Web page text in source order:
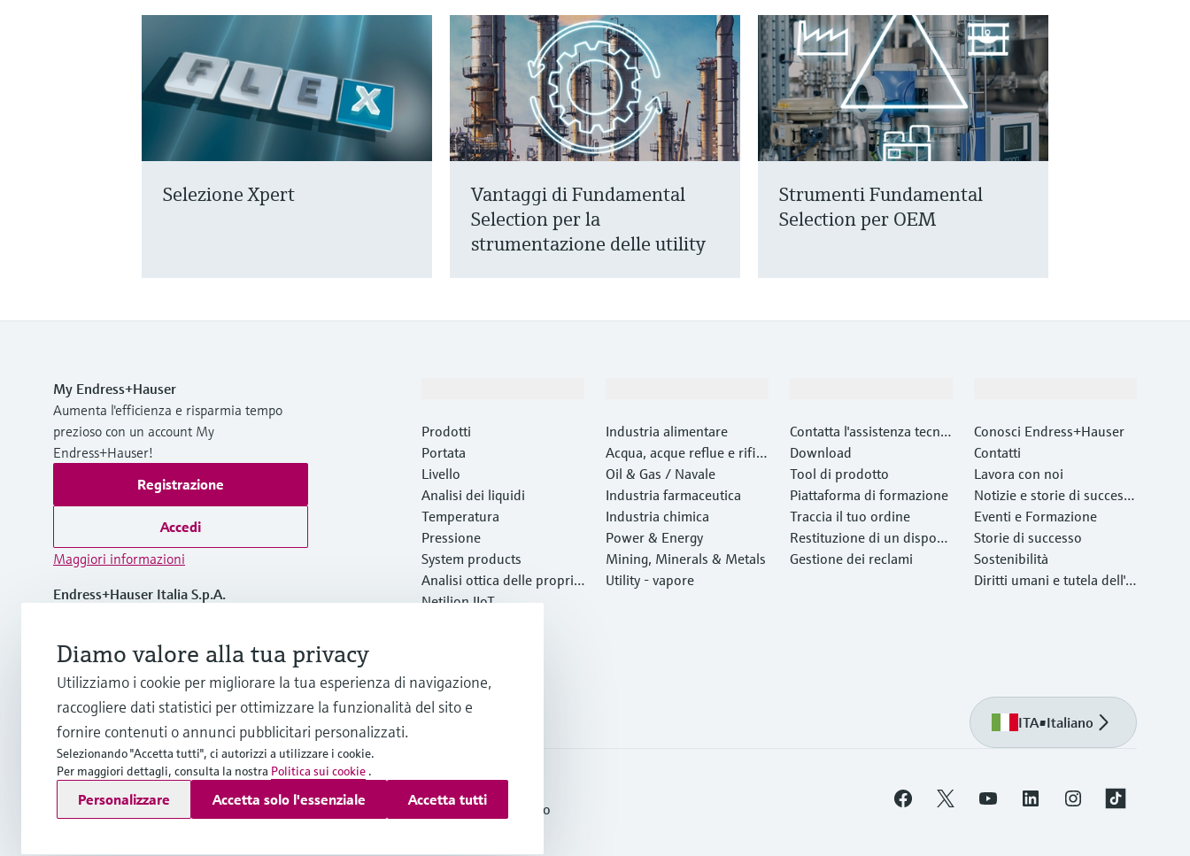
Selezione Xpert
Vantaggi di Fundamental
Selection per la
strumentazione delle utility
Strumenti Fundamental
Selection per OEM
My Endress+Hauser
Aumenta l'efficienza e risparmia tempo
prezioso con un account My
Endress+Hauser!
Registrazione
Accedi
Maggiori informazioni
Endress+Hauser Italia S.p.A.
+39 02 92 19 21
info.it@endress.com
Prodotti
Portata
Livello
Analisi dei liquidi
Temperatura
Pressione
System products
Analisi ottica delle proprie
tà chimiche
Netilion IIoT
Services
Industria alimentare
Acqua, acque reflue e rifiut
iOil & Gas / Navale
Industria farmaceutica
Industria chimica
Power & Energy
Mining, Minerals & Metals
Utility - vapore
Contatta l'assistenza tecnic
a
Download
Tool di prodotto
Piattaforma di formazione
Traccia il tuo ordine
Restituzione di un disposit
ivo
Gestione dei reclami
Conosci Endress+Hauser
Contatti
Lavora con noi
Notizie e storie di success
o
Eventi e Formazione
Storie di successo
Sostenibilità
Diritti umani e tutela dell'a
ITA•Italiano
Copyright © Endress+Hauser Group Services AG
ImprintTermini di utilizzo Privacy PolicyCondizioni generali di fornitura e di servizio
Diamo valore alla tua privacy
Utilizziamo i cookie per migliorare la tua esperienza di navigazione,
raccogliere dati statistici per ottimizzare la funzionalità del sito e
fornire contenuti o annunci pubblicitari personalizzati.
Selezionando "Accetta tutti", ci autorizzi a utilizzare i cookie.
Per maggiori dettagli, consulta la nostra Politica sui cookie .
Personalizzare Accetta solo l'essenziale Accetta tutti